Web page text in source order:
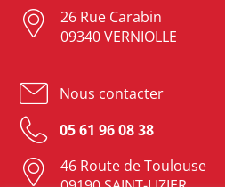
26 Rue Carabin
09340 VERNIOLLE
Nous contacter
05 61 96 08 38
46 Route de Toulouse